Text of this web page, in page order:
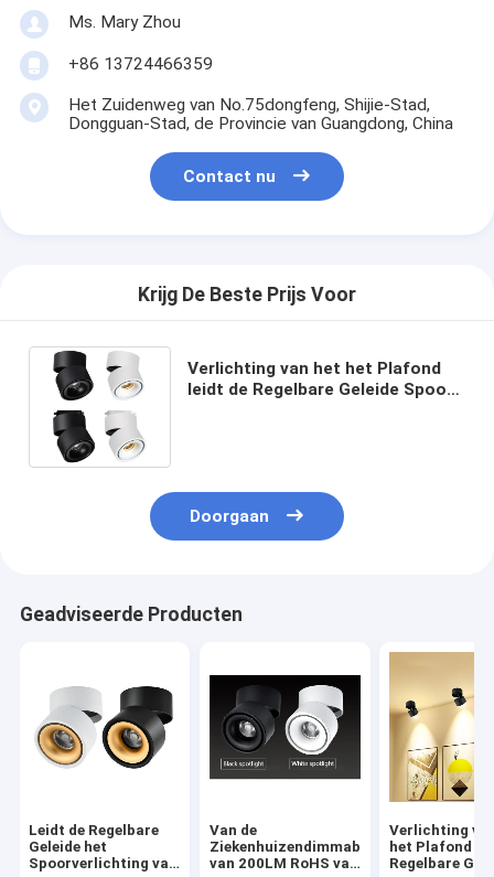
Ms. Mary Zhou
+86 13724466359
Het Zuidenweg van No.75dongfeng, Shijie-Stad,
Dongguan-Stad, de Provincie van Guangdong, China
Contact nu
Krijg De Beste Prijs Voor
Verlichting van het het Plafond
leidt de Regelbare Geleide Spoor
Doorgaan
Geadviseerde Producten
Leidt de Regelbare
Geleide het
Spoorverlichting van
Van de
Ziekenhuizendimmable
van 200LM RoHS van
Verlichting
het Plafond
Regelbare